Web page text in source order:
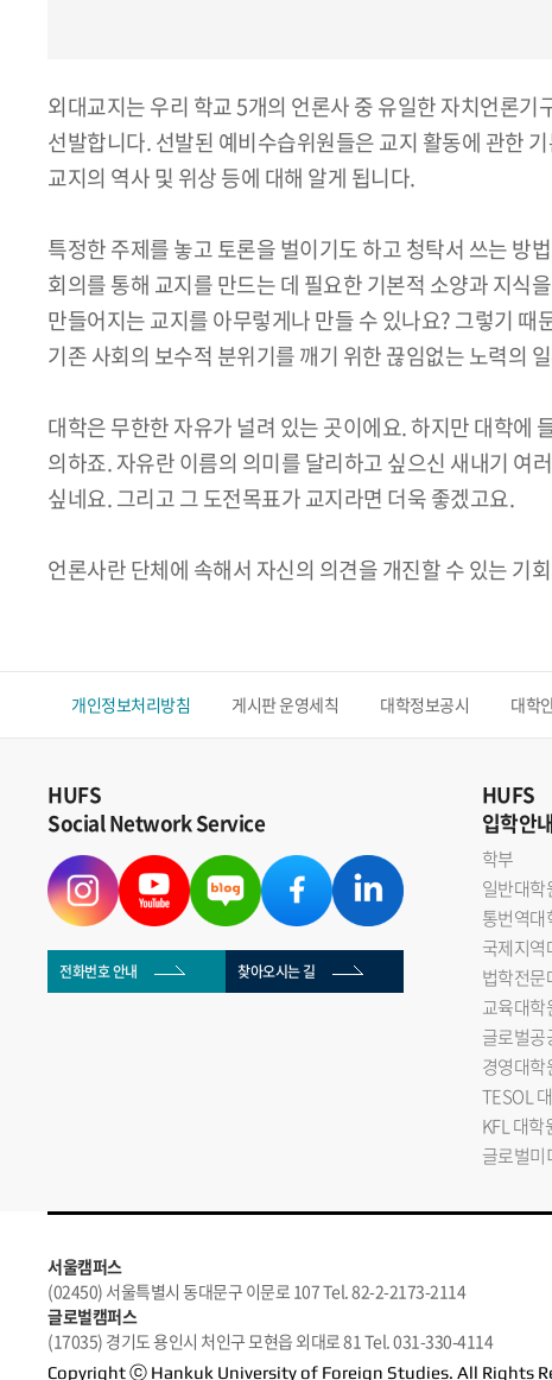
외대교지는 우리 학교 5개의 언론사 중 유일한 자치언론
선발합니다. 선발된 예비수습위원들은 교지 활동에 관한
교지의 역사 및 위상 등에 대해 알게 됩니다.
특정한 주제를 놓고 토론을 벌이기도 하고 청탁서 쓰는 방
회의를 통해 교지를 만드는 데 필요한 기본적 소양과 지식
만들어지는 교지를 아무렇게나 만들 수 있나요? 그렇기
기존 사회의 보수적 분위기를 깨기 위한 끊임없는 노력의
대학은 무한한 자유가 널려 있는 곳이에요. 하지만 대학에
의하죠. 자유란 이름의 의미를 달리하고 싶으신 새내기 여
싶네요. 그리고 그 도전목표가 교지라면 더욱 좋겠고요.
언론사란 단체에 속해서 자신의 의견을 개진할 수 있는 기
개인정보처리방침 게시판 운영세칙 대학정보공시 대학
HUFS
Social Network Service
전화번호 안내 찾아오시는 길
HUFS
입학안
학부
일반대학
통번역대
국제지역
법학전문
교육대학
글로벌공
경영대학
TESOL
KFL 대학
글로벌
서울캠퍼스
(02450) 서울특별시 동대문구 이문로 107 Tel. 82-2-2173-2114
글로벌캠퍼스
(17035) 경기도 용인시 처인구 모현읍 외대로 81 Tel. 031-330-4114
Copyright ⓒ Hankuk University of Foreign Studies. All Rights